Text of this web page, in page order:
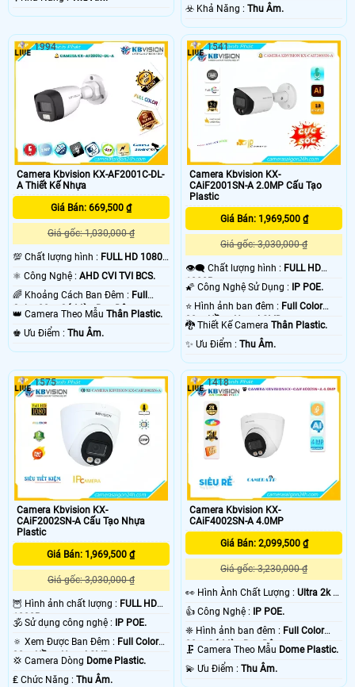
️☣️ Khả Năng :Thu Âm.
Camera Kbvision KX-AF2001C-DL-
A Thiết Kế Nhựa
Giá Bán: 669,500 ₫
Giá gốc: 1,030,000 ₫
💯 Chất lượng hình : FULL HD 1080P
⚛️ Công Nghệ : AHD CVI TVI BCS.
🌈 Khoảng Cách Ban Đêm : Full
Color 20m Có Màu Ban Đêm.
👑 Camera Theo Mẫu Thân Plastic.
️♚ Ưu Điểm : Thu Âm.
1994
Camera Kbvision KX-
CAiF2001SN-A 2.0MP Cấu Tạo
Plastic
Giá Bán: 1,969,500 ₫
Giá gốc: 3,030,000 ₫
👁️‍🗨 Chất lượng hình : FULL HD
1080P .
🌠 Công Nghệ Sử Dụng : IP POE.
⭐ Hình ảnh ban đêm : Full Color
30m Hồng Ngoại SMD.
🐉️ Thiết Kế CameraThân Plastic.
️✨ Ưu Điểm :Thu Âm.
1541
Camera Kbvision KX-
CAiF2002SN-A Cấu Tạo Nhựa
Plastic
Giá Bán: 1,969,500 ₫
Giá gốc: 3,030,000 ₫
🦉 Hình ảnh chất lượng : FULL HD
1080P .
🕉️ Sử dụng công nghệ :
IP POE.
🔅 Xem Được Ban Đêm : Full Color
30m Hồng Ngoại SMD.
💢 Camera Dòng Dome Plastic.
️₤ Chức Năng : Thu Âm.
1575
Camera Kbvision KX-
CAiF4002SN-A 4.0MP
Giá Bán: 2,099,500 ₫
Giá gốc: 3,230,000 ₫
️👀 Hình Ành Chất Lượng :Ultra 2k +
.
👍 Công Nghệ :
IP POE.
❈ Hình ảnh ban đêm : Full Color
30m Có Màu Ban Ðêm.
🗜️ Camera Theo Mẫu Dome Plastic.
️💫 Ưu Điểm :Thu Âm.
1418